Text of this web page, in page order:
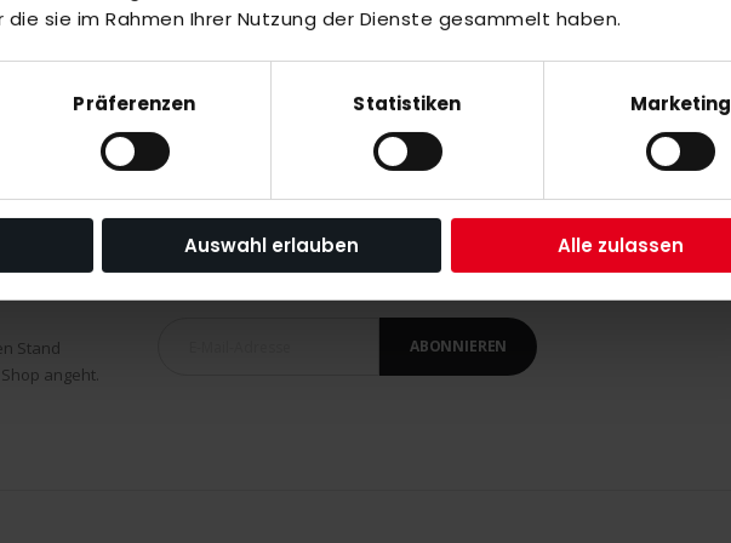
sie im Rahmen Ihrer Nutzung der Dienste gesammelt haben.
Präferenzen Statistiken Marketing
Auswahl erlauben Alle zulassen
yellow
Stand
angeht.
ABONNIEREN